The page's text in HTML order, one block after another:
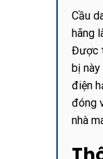
Cầu
hãng
Được
bị
điện
đóng
nhà